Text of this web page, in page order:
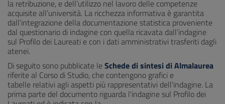
la retribuzione, e dell’utilizzo nel lavoro delle competenze
acquisite all’università. La ricchezza informativa è garantita
dall'integrazione della documentazione statistica proveniente
dal questionario di indagine con quella ricavata dall’indagine
sul Profilo dei Laureati e con i dati amministrativi trasferiti dagli
atenei.
Di seguito sono pubblicate leSchede di sintesi di Almalaurea
riferite al Corso di Studio, che contengono grafici e
tabelle relativi agli aspetti più rappresentativi dell'indagine. La
prima parte del documento riguarda l'indagine sul Profilo dei